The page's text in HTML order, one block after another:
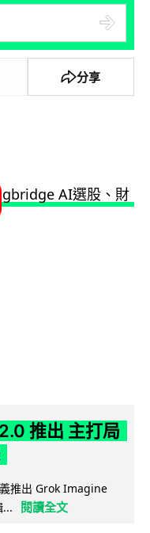
分享
推出 主打局
推出 Grok Imagine
閱讀全文